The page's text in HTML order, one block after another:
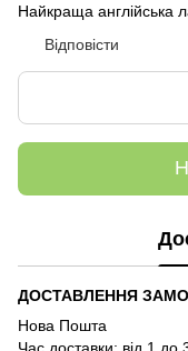
Найкраща англійська
Відповісти
ДОСТАВЛЕННЯ
Нова Пошта
Час доставки: від 1